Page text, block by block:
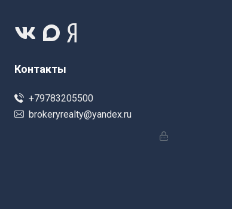
Контакты
+79783205500
brokeryrealty@yandex.ru